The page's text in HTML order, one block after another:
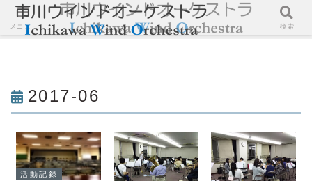
2017-06
活動記録
メニュー 検索